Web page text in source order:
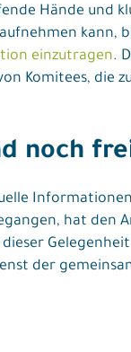
Hände und
kann,
einzutragen.
Komitees, die
noch
hat den
der